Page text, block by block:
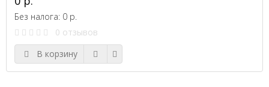
Без налога: 0 р.
0 отзывов
В корзину